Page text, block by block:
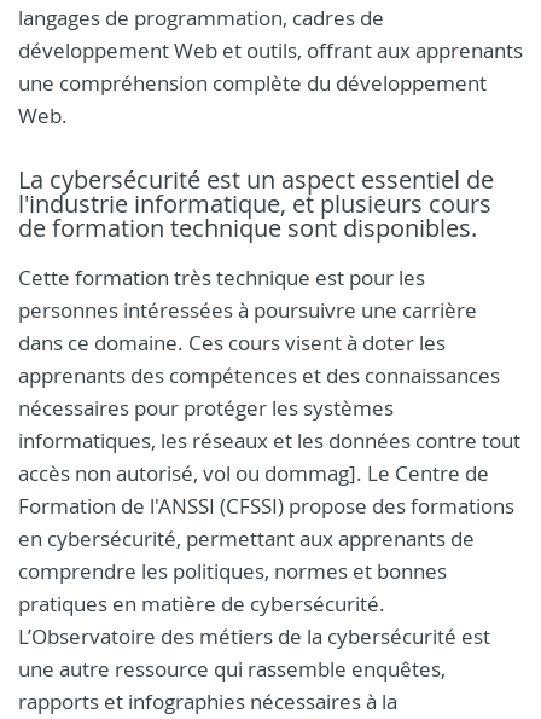
langages de programmation, cadres de
développement Web et outils, offrant aux apprenants
une compréhension complète du développement
Web.
La cybersécurité est un aspect essentiel de
l'industrie informatique, et plusieurs cours
de formation technique sont disponibles.
Cette formation très technique est pour les
personnes intéressées à poursuivre une carrière
dans ce domaine. Ces cours visent à doter les
apprenants des compétences et des connaissances
nécessaires pour protéger les systèmes
informatiques, les réseaux et les données contre tout
accès non autorisé, vol ou dommag]. Le Centre de
Formation de l'ANSSI (CFSSI) propose des formations
en cybersécurité, permettant aux apprenants de
comprendre les politiques, normes et bonnes
pratiques en matière de cybersécurité.
L’Observatoire des métiers de la cybersécurité est
une autre ressource qui rassemble enquêtes,
rapports et infographies nécessaires à la